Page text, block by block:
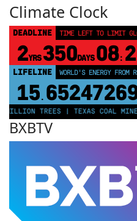
Climate Clock
DEADLINE TIME LEFT TO LIMIT
2YRS350DAYS 08:
LIFELINE LAND PROTECTED BY
43,500,000
TREES | TEXAS COAL MINE
BXBTV